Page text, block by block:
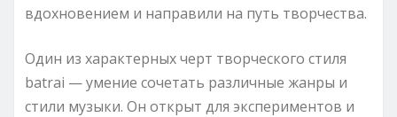
вдохновением и направили на путь творчества.
Один из характерных черт творческого стиля
batrai — умение сочетать различные жанры и
стили музыки. Он открыт для экспериментов и